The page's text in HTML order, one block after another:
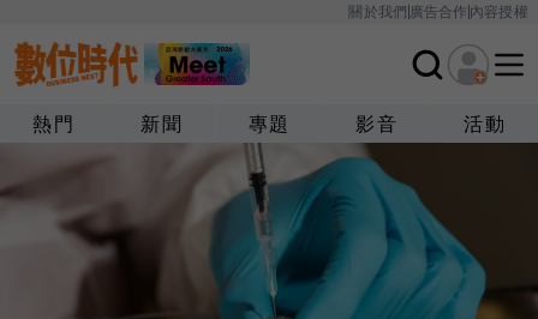
關於我們廣告合作內容授權
熱門 新聞 專題 影音 活動